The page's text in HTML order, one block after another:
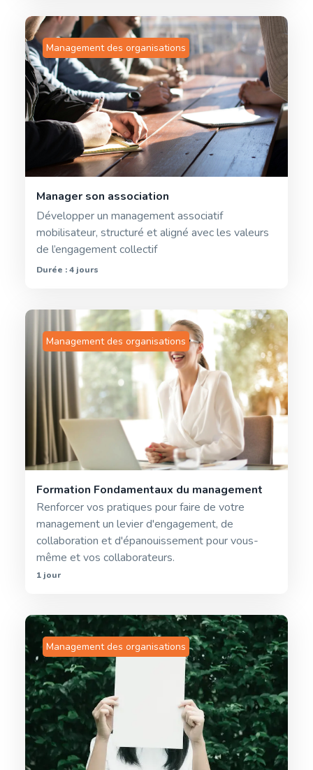
Management des organisations
Manager son association
Développer un management associatif
mobilisateur, structuré et aligné avec les valeurs
de l’engagement collectif
Durée : 4 jours
Management des organisations
Formation Fondamentaux du management
Renforcer vos pratiques pour faire de votre
management un levier d'engagement, de
collaboration et d'épanouissement pour vous-
même et vos collaborateurs.
1 jour
Management des organisations